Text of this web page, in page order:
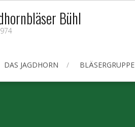
Bühl
DAS JAGDHORN BLÄSERGRUPPE